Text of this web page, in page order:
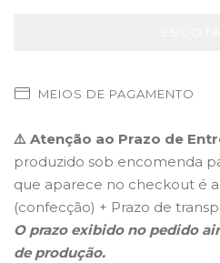
MEIOS DE PAGAMENTO
⚠️ Atenção ao Prazo de
produzido sob encomenda
que aparece no checkout é
(confecção) + Prazo de
O prazo exibido no pedido
de produção.